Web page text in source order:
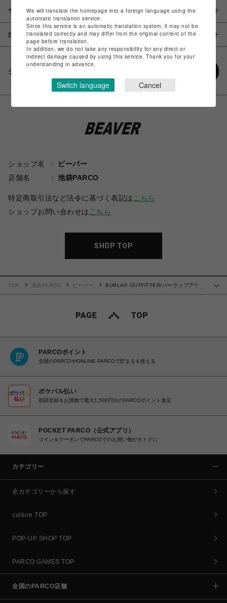
サイズ
注意事項
シェアする
ショップ名
ビーバー
店舗名
池袋PARCO
特定商取引法など法令に基づく表記は こちら
ショップお問い合わせは こちら
SHOP TOP
TOP 池袋PARCO ビーバー
BURLAP OUTFITTER/バーラップアウト
PARCOポイント
全国のPARCOやONLINE PARCOで貯まる＆使える
ポケパル払い
初回登録＆お買物で最大1,500円分のPARCOポイント進呈
POCKET PARCO（公式アプリ）
コイン＆クーポンでPARCOでのお買い物がオトクに
カテゴリー
全カテゴリーから探す
culture TOP
POP-UP SHOP TOP
PARCO GAMES TOP
全国のPARCO店舗
We will translate the homepage into a foreign language using the
automatic translation service.
Since this service is an automatic translation system, it may not be
translated correctly and may differ from the original content of the
page before translation.
In addition, we do not take any responsibility for any direct or
indirect damage caused by using this service. Thank you for your
understanding in advance.
Switch language Cancel